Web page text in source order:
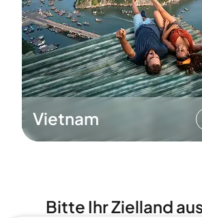
Vietnam
Bitte Ihr Zielland